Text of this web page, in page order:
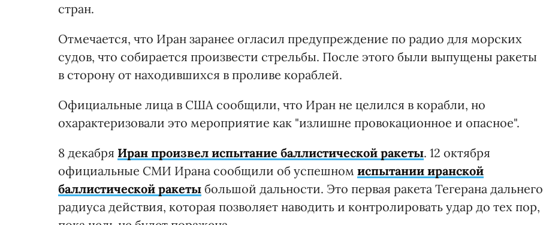
стран.
Отмечается, что Иран заранее огласил предупреждение по радио для морских
судов, что собирается произвести стрельбы. После этого были выпущены ракеты
в сторону от находившихся в проливе кораблей.
Официальные лица в США сообщили, что Иран не целился в корабли, но
охарактеризовали это мероприятие как "излишне провокационное и опасное".
8 декабря Иран произвел испытание баллистической ракеты. 12 октября
официальные СМИ Ирана сообщили об успешном испытании иранской
баллистической ракеты большой дальности. Это первая ракета Тегерана дальнего
радиуса действия, которая позволяет наводить и контролировать удар до тех пор,